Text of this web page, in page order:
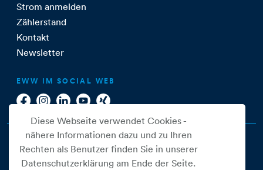
Strom anmelden
Zählerstand
Kontakt
Newsletter
EWW IM SOCIAL WEB
Diese Webseite verwendet Cookies -
nähere Informationen dazu und zu Ihren
Rechten als Benutzer finden Sie in unserer
Datenschutzerklärung am Ende der Seite.